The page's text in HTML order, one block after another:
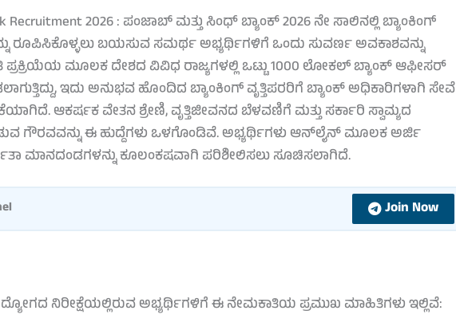
Recruitment 2026 : ಪಂಜಾಬ್ ಮತ್ತು ಸಿಂಧ್ ಬ್ಯಾಂಕ್ 2026 ನೇ ಸಾಲಿನಲ್ಲಿ ಬ್ಯಾಂಕಿಂಗ್
ರೂಪಿಸಿಕೊಳ್ಳಲು ಬಯಸುವ ಸಮರ್ಥ ಅಭ್ಯರ್ಥಿಗಳಿಗೆ ಒಂದು ಸುವರ್ಣ ಅವಕಾಶವನ್ನು
ಮೂಲಕ ದೇಶದ ವಿವಿಧ ರಾಜ್ಯಗಳಲ್ಲಿ ಒಟ್ಟು 1000 ಲೋಕಲ್ ಬ್ಯಾಂಕ್ ಆಫೀಸರ್
ಇದು ಅನುಭವ ಹೊಂದಿದ ಬ್ಯಾಂಕಿಂಗ್ ವೃತ್ತಿಪರರಿಗೆ ಬ್ಯಾಂಕ್ ಅಧಿಕಾರಿಗಳಾಗಿ ಸೇವೆ
ಆಕರ್ಷಕ ವೇತನ ಶ್ರೇಣಿ, ವೃತ್ತಿಜೀವನದ ಬೆಳವಣಿಗೆ ಮತ್ತು ಸರ್ಕಾರಿ ಸ್ವಾಮ್ಯದ
ಗೌರವವನ್ನು ಈ ಹುದ್ದೆಗಳು ಒಳಗೊಂಡಿವೆ. ಅಭ್ಯರ್ಥಿಗಳು ಆನ್‌ಲೈನ್ ಮೂಲಕ ಅರ್ಜಿ
ಮಾನದಂಡಗಳನ್ನು ಕೂಲಂಕಷವಾಗಿ ಪರಿಶೀಲಿಸಲು ಸೂಚಿಸಲಾಗಿದೆ.
Join Now
ಉದ್ಯೋಗದ ನಿರೀಕ್ಷೆಯಲ್ಲಿರುವ ಅಭ್ಯರ್ಥಿಗಳಿಗೆ ಈ ನೇಮಕಾತಿಯ ಪ್ರಮುಖ ಮಾಹಿತಿಗಳು ಇಲ್ಲಿವೆ: